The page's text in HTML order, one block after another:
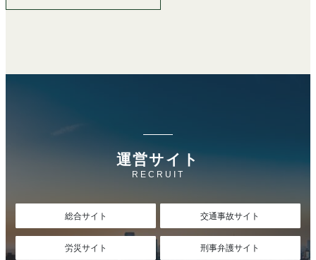
運営サイト
RECRUIT
総合サイト 交通事故サイト
労災サイト 刑事弁護サイト